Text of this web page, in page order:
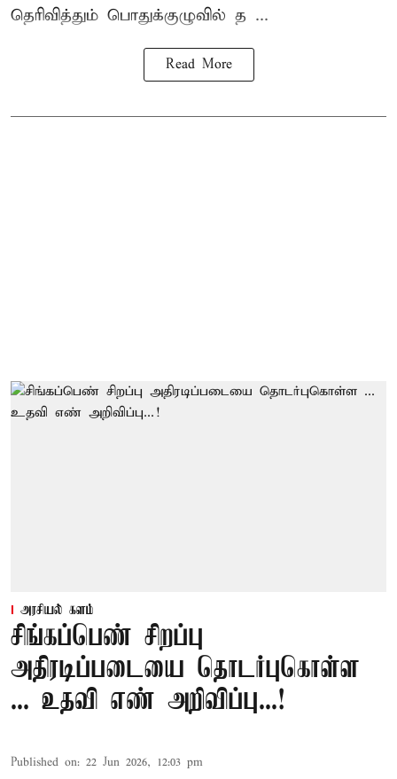
தெரிவித்தும் பொதுக்குழுவில் த ...
Read More
அரசியல் களம்
சிங்கப்பெண் சிறப்பு
அதிரடிப்படையை தொடர்புகொள்ள
... உதவி எண் அறிவிப்பு...!
Published on: 22 Jun 2026, 12:03 pm